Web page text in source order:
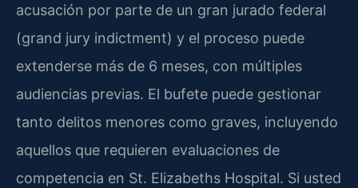
acusación por parte de un gran jurado federal
(grand jury indictment) y el proceso puede
extenderse más de 6 meses, con múltiples
audiencias previas. El bufete puede gestionar
tanto delitos menores como graves, incluyendo
aquellos que requieren evaluaciones de
competencia en St. Elizabeths Hospital. Si usted